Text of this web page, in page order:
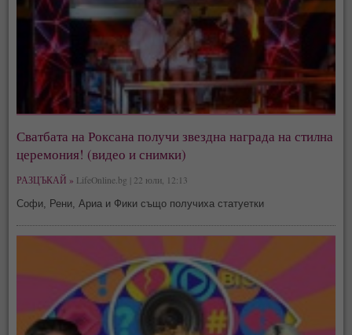
Сватбата на Роксана получи звездна награда на стилна
церемония! (видео и снимки)
РАЗЦЪКАЙ » LifeOnline.bg | 22 юли, 12:13
Софи, Рени, Ариа и Фики също получиха статуетки